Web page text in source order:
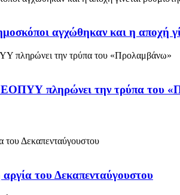
αγχώθηκαν και η αποχή
πληρώνει την τρύπα του
του Δεκαπενταύγουστου